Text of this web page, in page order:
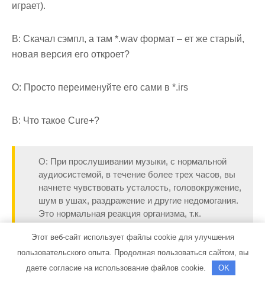
играет).
В: Скачал сэмпл, а там *.wav формат – ет же старый,
новая версия его откроет?
О: Просто переименуйте его сами в *.irs
В: Что такое Cure+?
О: При прослушивании музыки, с нормальной
аудиосистемой, в течение более трех часов, вы
начнете чувствовать усталость, головокружение,
шум в ушах, раздражение и другие недомогания.
Это нормальная реакция организма, т.к.
тяжелый бас и громкий звук могут привести к
необратимому повреждению слуховой системы
Этот веб-сайт использует файлы cookie для улучшения
пользовательского опыта. Продолжая пользоваться сайтом, вы
даете согласие на использование файлов cookie.
OK